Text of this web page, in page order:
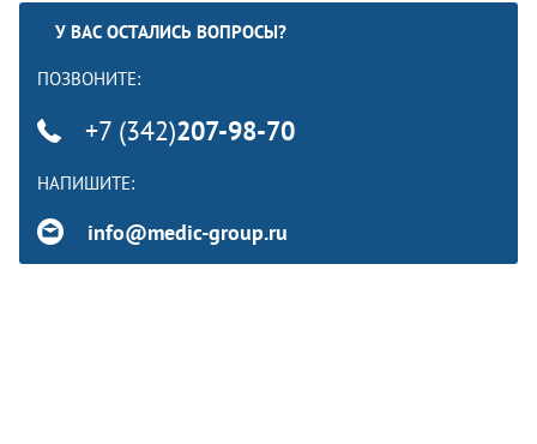
У ВАС ОСТАЛИСЬ ВОПРОСЫ?
ПОЗВОНИТЕ:
+7 (342)207-98-70
НАПИШИТЕ:
info@medic-group.ru